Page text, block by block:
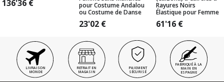
136'36 €
pour Costume Andalou
ou Costume de Danse
23'02 €
Rayures Noirs
Élastique pour Femme
61'16 €
LIVRAISON
MONDE
RETRAIT EN
MAGASIN
PAIEMENT
SÉCURISÉ
FABRIQUÉ À LA
MAIN EN
ESPAGNE